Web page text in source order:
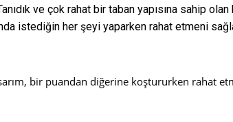
ve çok rahat bir taban yapısına sahip
istediğin her şeyi yaparken rahat etmeni
bir puandan diğerine koştururken rahat